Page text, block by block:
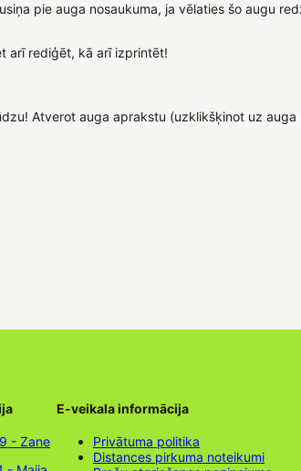
pie auga nosaukuma, ja vēlaties šo augu
arī rediģēt, kā arī izprintēt!
Atverot auga aprakstu (uzklikšķinot uz auga
- Zane
E-veikala informācija
Privātuma politika
Distances pirkuma noteikumi